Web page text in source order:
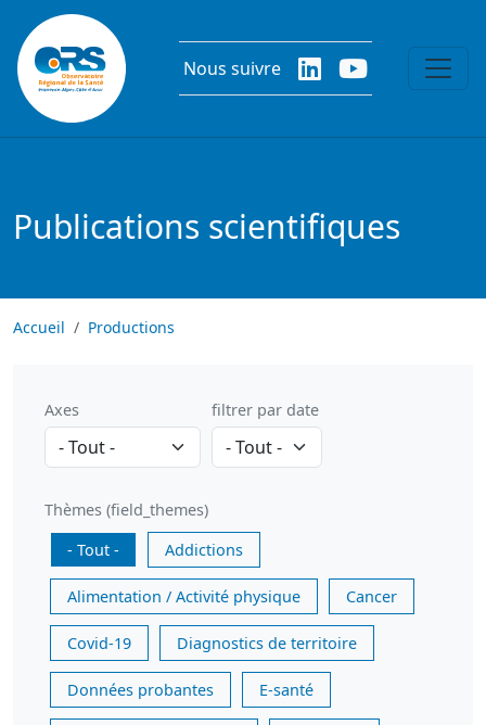
Aller au contenu principal
Nous suivre
Publications scientifiques
Accueil Productions
Axes filtrer par date
Thèmes (field_themes)
- Tout -
Addictions
Alimentation / Activité physique Cancer
Covid-19 Diagnostics de territoire
Données probantes E-santé